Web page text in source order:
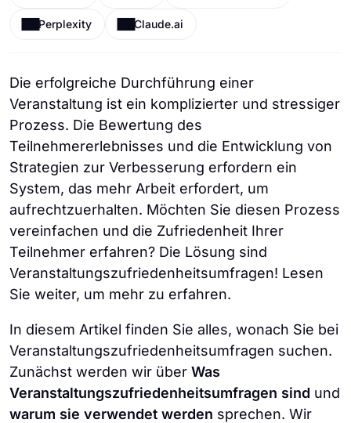
Perplexity Claude.ai
Die erfolgreiche Durchführung einer
Veranstaltung ist ein komplizierter und stressiger
Prozess. Die Bewertung des
Teilnehmererlebnisses und die Entwicklung von
Strategien zur Verbesserung erfordern ein
System, das mehr Arbeit erfordert, um
aufrechtzuerhalten. Möchten Sie diesen Prozess
vereinfachen und die Zufriedenheit Ihrer
Teilnehmer erfahren? Die Lösung sind
Veranstaltungszufriedenheitsumfragen! Lesen
Sie weiter, um mehr zu erfahren.
In diesem Artikel finden Sie alles, wonach Sie bei
Veranstaltungszufriedenheitsumfragen suchen.
Zunächst werden wir über Was
Veranstaltungszufriedenheitsumfragen sind und
warum sie verwendet werden sprechen. Wir